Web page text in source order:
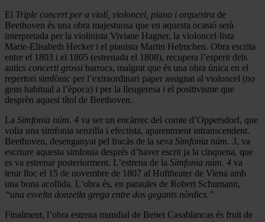
El Triple concert per a violí, violoncel, piano i orquestra de
Beethoven és una obra majestuosa que en aquesta ocasió serà
interpretada per la violinista Viviane Hagner, la violoncel·lista
Marie-Elisabeth Hecker i el pianista Martin Helmchen. Obra escrita
entre el 1803 i el 1805 (estrenada el 1808), recupera l’esperit dels
antics concerti grossi barrocs, malgrat que és una obra única en el
repertori simfònic per l’extraordinari paper assignat al violoncel (no
gens habitual a l’època) i per la lleugeresa i el positivisme que
desprèn aquest títol de Beethoven.
La Simfonia núm. 4 va ser un encàrrec del comte d’Oppersdorf, que
volia una simfonia senzilla i efectista, aparentment intranscendent.
Beethoven, desenganyat pel fracàs de la seva Simfonia núm. 3, va
escriure aquesta simfonia després d’haver escrit ja la cinquena, que
es va estrenar posteriorment. L’estrena de la Simfonia núm. 4 va
tenir lloc el 15 de novembre de 1807 al Hoftheater de Viena amb
una bona acollida. L’obra és, en paraules de Robert Schumann,
“una esvelta donzella grega entre dos gegants nòrdics.”
Finalment, l’obra estrena mundial de Benet Casablancas és fruit de